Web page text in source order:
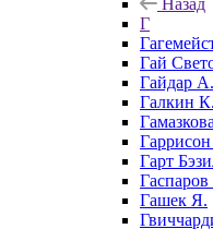
Назад
Г
Гай
Гайдар А.
Галкин К.
Гаррисон
Гарт
Гашек Я.